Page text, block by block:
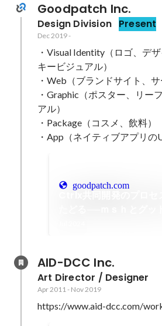
Goodpatch Inc.
Design Division Present
Dec 2019-
・Visual Identity（ロゴ、デ
キービジュアル）
・Web（ブランドサイト、サ
・Graphic（ポスター、リー
アル）
・Package（コスメ、飲料）
goodpatch.com
AID-DCC Inc.
Art Director / Designer
Apr 2011- Nov 2019
https://www.aid-dcc.com/